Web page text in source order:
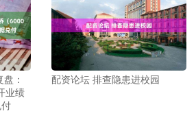
：
业绩
配资论坛 排查隐患进校园